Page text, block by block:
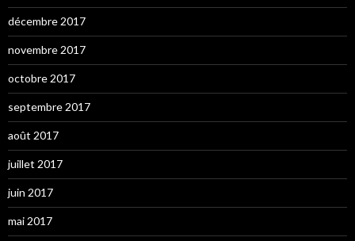
décembre 2017
novembre 2017
octobre 2017
septembre 2017
août 2017
juillet 2017
juin 2017
mai 2017